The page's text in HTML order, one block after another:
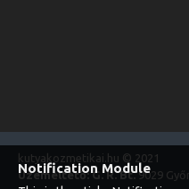
kutyakozmetikai.hu © 2021
Üzemeltető: G. R. Bt.9029
Notification Module